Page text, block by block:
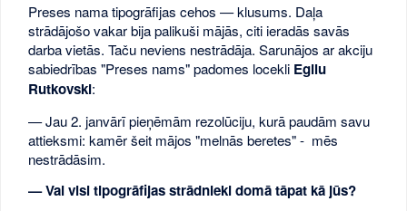
Preses nama tipogrāfijas cehos — klusums. Daļa
strādājošo vakar bija palikuši mājās, citi ieradās savās
darba vietās. Taču neviens nestrādāja. Sarunājos ar akciju
sabiedrības "Preses nams" padomes locekli Egilu
Rutkovski:
— Jau 2. janvārī pieņēmām rezolūciju, kurā paudām savu
attieksmi: kamēr šeit mājos "melnās beretes" - mēs
nestrādāsim.
— Vai visi tipogrāfijas strādnieki domā tāpat kā jūs?